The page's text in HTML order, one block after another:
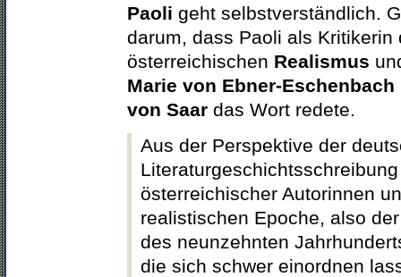
Paoli geht selbstverständlich.
darum, dass Paoli als Kritikerin
österreichischen Realismus
Marie von Ebner-Eschenbach
von Saar das Wort redete.
Aus der Perspektive der
österreichischer Autorinnen
realistischen Epoche, also
des neunzehnten
die sich schwer einordnen